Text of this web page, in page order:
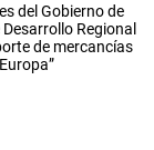
del Gobierno de
Regional
de mercancías